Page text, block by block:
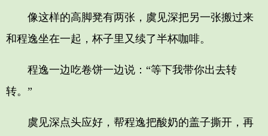
像这样的高脚凳有两张，虞见深把另一张搬过来
和程逸坐在一起，杯子里又续了半杯咖啡。
程逸一边吃卷饼一边说：“等下我带你出去转
转。”
虞见深点头应好，帮程逸把酸奶的盖子撕开，再